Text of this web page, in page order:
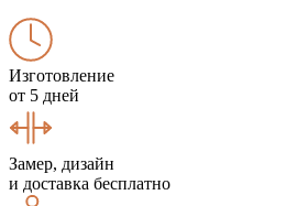
Изготовление
от 5 дней
Замер, дизайн
и доставка бесплатно